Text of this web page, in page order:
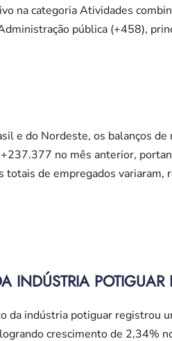
na categoria Atividades
pública (+458),
e do Nordeste, os balanços
no mês anterior,
totais de empregados
INDÚSTRIA
da indústria potiguar registrou
crescimento de 2,34%